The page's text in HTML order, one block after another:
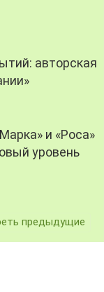
авторская
и «Роса»
уровень
предыдущие